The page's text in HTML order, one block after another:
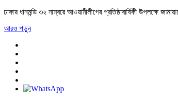
ঢাকার ধানমন্ডি ৩২ নাম্বরে আওয়ামীলীগের প্রতিষ্ঠাবার্ষিকী উপলক্ষে
আরও পড়ুন